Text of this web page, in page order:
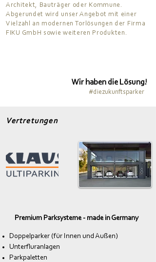
Architekt, Bauträger oder Kommune.
Abgerundet wird unser Angebot mit einer
Vielzahl an modernen Torlösungen der Firma
FIKU GmbH sowie weiteren Produkten.
Wir haben die Lösung!
#diezukunftsparker
Vertretungen
Premium Parksysteme - made in Germany
Doppelparker (für Innen und Außen)
Unterfluranlagen
Parkpaletten